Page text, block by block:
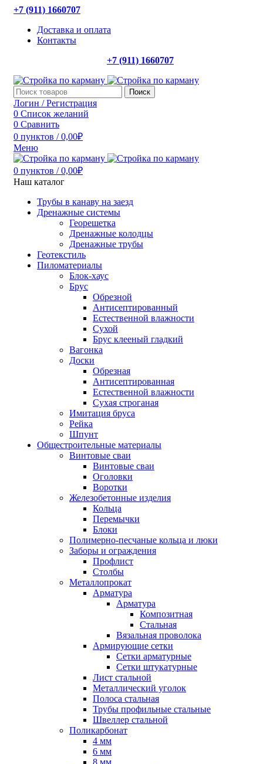
+7 (911) 1660707
Доставка и оплата
Контакты
+7 (911) 1660707
Поиск
Логин / Регистрация
0 Список желаний
0 Сравнить
0 пунктов / 0,00₽
Меню
0 пунктов / 0,00₽
Наш каталог
Трубы в канаву на заезд
Дренажные системы
Георешетка
Дренажные колодцы
Дренажные трубы
Геотекстиль
Пиломатериалы
Блок-хаус
Брус
Обрезной
Антисептированный
Естественной влажности
Сухой
Брус клееный гладкий
Вагонка
Доски
Обрезная
Антисептированная
Естественной влажности
Сухая строганая
Имитация бруса
Рейка
Шпунт
Общестроительные материалы
Винтовые сваи
Винтовые сваи
Оголовки
Воротки
Железобетонные изделия
Кольца
Перемычки
Блоки
Полимерно-песчаные кольца и люки
Заборы и ограждения
Профлист
Столбы
Металлопрокат
Арматура
Арматура
Композитная
Стальная
Вязальная проволока
Армирующие сетки
Сетки арматурные
Сетки штукатурные
Лист стальной
Металлический уголок
Полоса стальная
Трубы профильные стальные
Швеллер стальной
Поликарбонат
4 мм
6 мм
8 мм